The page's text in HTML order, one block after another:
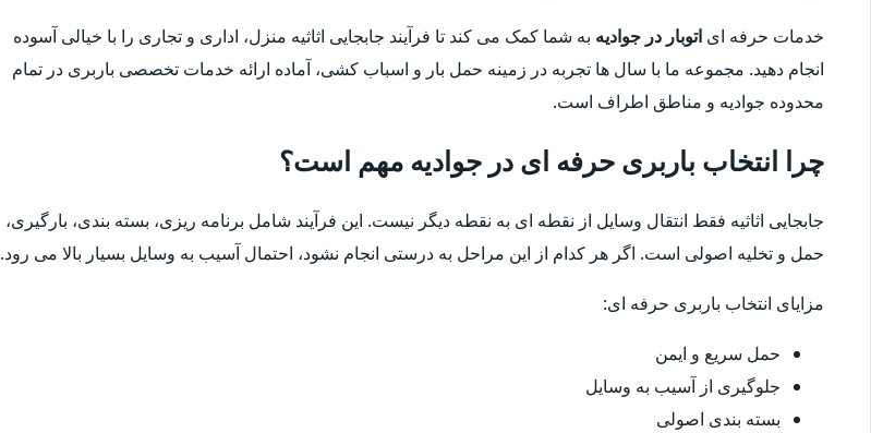
خدمات حرفه ای اتوبار در جوادیه به شما کمک می کند تا فرآیند جابجایی اثاثیه منزل، اداری و تجاری را با خیالی آسوده
انجام دهید. مجموعه ما با سال ها تجربه در زمینه حمل بار و اسباب کشی، آماده ارائه خدمات تخصصی باربری در تمام
محدوده جوادیه و مناطق اطراف است.
چرا انتخاب باربری حرفه ای در جوادیه مهم است؟
جابجایی اثاثیه فقط انتقال وسایل از نقطه ای به نقطه دیگر نیست. این فرآیند شامل برنامه ریزی، بسته بندی، بارگیری،
حمل و تخلیه اصولی است. اگر هر کدام از این مراحل به درستی انجام نشود، احتمال آسیب به وسایل بسیار بالا می رود.
مزایای انتخاب باربری حرفه ای:
حمل سریع و ایمن
جلوگیری از آسیب به وسایل
بسته بندی اصولی